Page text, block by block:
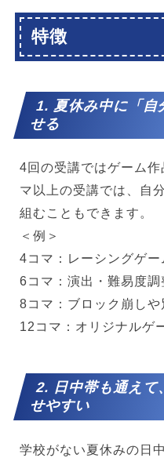
特徴
1. 夏休み中に「自
せる
4回の受講ではゲーム
マ以上の受講では、自
組むこともできます。
＜例＞
4コマ：レーシングゲ
6コマ：演出・難易度調
8コマ：ブロック崩し
12コマ：オリジナルゲ
2. 日中帯も通えて
せやすい
学校がない夏休みの日